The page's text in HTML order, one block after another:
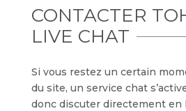
CONTACTER
LIVE CHAT
Si vous restez un certain
du site, un service chat
donc discuter directement en